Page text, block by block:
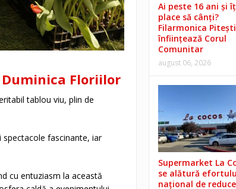
Floriilor
tablou viu, plin de
fascinante, iar
cu entuziasm la această
Ai peste 16 ani și
place să cânți?
Filarmonica Pitești
înființează Corul
Comunitar
august 06, 2026
Supermarket La
se alătură
național de